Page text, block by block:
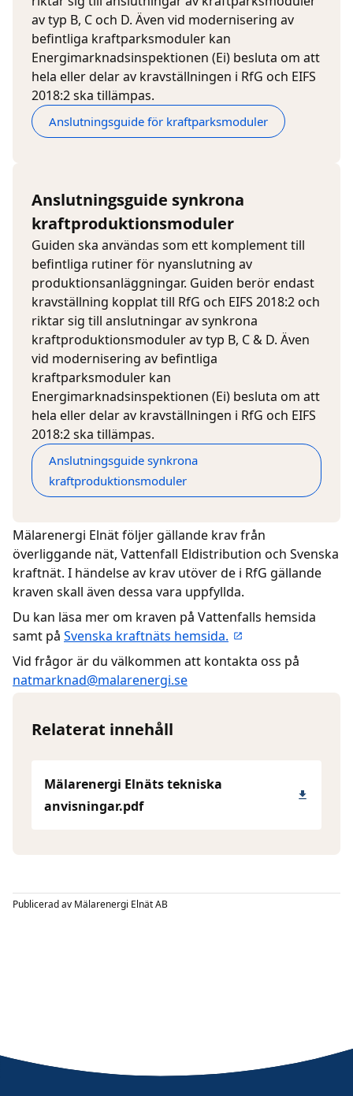
av typ B, C och D. Även vid modernisering av
befintliga kraftparksmoduler kan
Energimarknadsinspektionen (Ei) besluta om att
hela eller delar av kravställningen i RfG och EIFS
2018:2 ska tillämpas.
Anslutningsguide för kraftparksmoduler
Anslutningsguide synkrona
kraftproduktionsmoduler
Guiden ska användas som ett komplement till
befintliga rutiner för nyanslutning av
produktionsanläggningar. Guiden berör endast
kravställning kopplat till RfG och EIFS 2018:2 och
riktar sig till anslutningar av synkrona
kraftproduktionsmoduler av typ B, C & D. Även
vid modernisering av befintliga
kraftparksmoduler kan
Energimarknadsinspektionen (Ei) besluta om att
hela eller delar av kravställningen i RfG och EIFS
2018:2 ska tillämpas.
Anslutningsguide synkrona
kraftproduktionsmoduler
Mälarenergi Elnät följer gällande krav från
överliggande nät, Vattenfall Eldistribution och Svenska
kraftnät. I händelse av krav utöver de i RfG gällande
kraven skall även dessa vara uppfyllda.
Du kan läsa mer om kraven på Vattenfalls hemsida
samt på Svenska kraftnäts hemsida.
Vid frågor är du välkommen att kontakta oss på
natmarknad@malarenergi.se
Relaterat innehåll
Mälarenergi Elnäts tekniska
anvisningar.pdf
Publicerad av Mälarenergi Elnät AB